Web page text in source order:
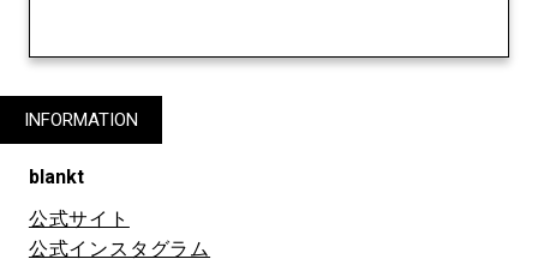
INFORMATION
blankt
公式サイト
公式インスタグラム